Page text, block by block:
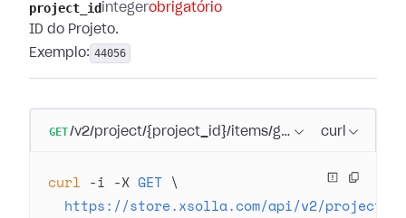
project_id integerobrigatório
ID do Projeto.
Exemplo: 44056
GET/v2/project/{project_id}/items/groups curl
curl -i -X GET \
https://store.xsolla.com/api/v2/project/